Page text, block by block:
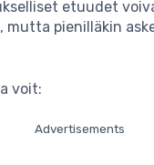
etuudet
mutta pienilläkin
voit:
Advertisements